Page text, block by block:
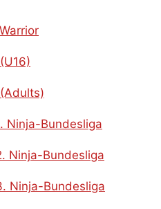
Ninja-Bundesliga
Ninja-Bundesliga
Ninja-Bundesliga